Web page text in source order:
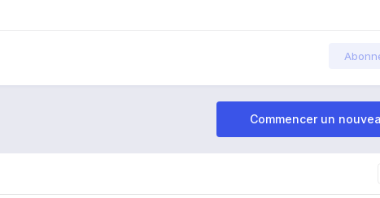
Commencer un